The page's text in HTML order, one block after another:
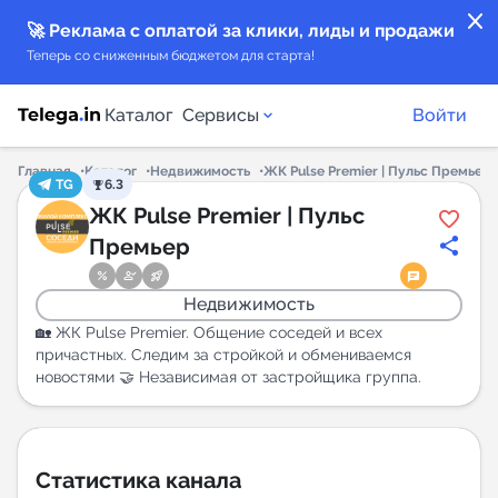
close
🚀 Реклама с оплатой за клики, лиды и продажи
Теперь со сниженным бюджетом для старта!
Каталог Сервисы
Каталог каналов
Каталог ботов
Горящие предложения
Индекс читаемости каналов в Telegram
New
New
Войти
Главная Каталог Недвижимость
ЖК Pulse Premier | Пульс Премьер
TG
6.3
ЖК Pulse Premier | Пульс
Премьер
Недвижимость
🏡 ЖК Pulse Premier. Общение соседей и всех
причастных. Следим за стройкой и обмениваемся
новостями 🤝 Независимая от застройщика группа.
Статистика канала